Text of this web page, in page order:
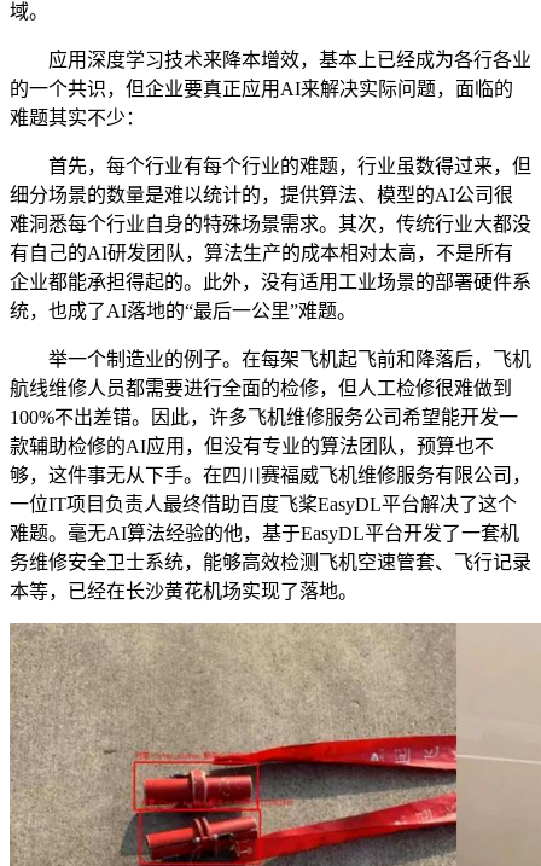
域。
应用深度学习技术来降本增效，基本上已经成为各行各业
的一个共识，但企业要真正应用AI来解决实际问题，面临的
难题其实不少：
首先，每个行业有每个行业的难题，行业虽数得过来，但
细分场景的数量是难以统计的，提供算法、模型的AI公司很
难洞悉每个行业自身的特殊场景需求。其次，传统行业大都没
有自己的AI研发团队，算法生产的成本相对太高，不是所有
企业都能承担得起的。此外，没有适用工业场景的部署硬件系
统，也成了AI落地的“最后一公里”难题。
举一个制造业的例子。在每架飞机起飞前和降落后，飞机
航线维修人员都需要进行全面的检修，但人工检修很难做到
100%不出差错。因此，许多飞机维修服务公司希望能开发一
款辅助检修的AI应用，但没有专业的算法团队，预算也不
够，这件事无从下手。在四川赛福威飞机维修服务有限公司，
一位IT项目负责人最终借助百度飞桨EasyDL平台解决了这个
难题。毫无AI算法经验的他，基于EasyDL平台开发了一套机
务维修安全卫士系统，能够高效检测飞机空速管套、飞行记录
本等，已经在长沙黄花机场实现了落地。